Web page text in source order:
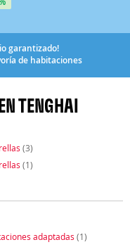
garantizado!
de habitaciones
TENGHAI
(3)
(1)
adaptadas (1)